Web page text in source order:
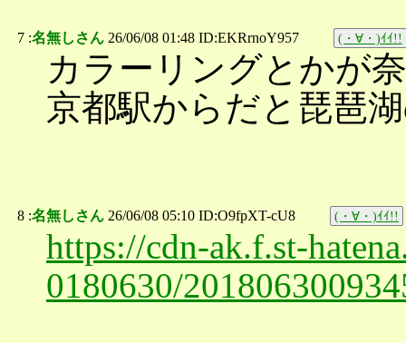
7 :名無しさん 26/06/08 01:48 ID:EKRrnoY957 (・∀・)ｲｲ!!
カラーリングとかが
京都駅からだと琵琶
8 :名無しさん 26/06/08 05:10 ID:O9fpXT-cU8 (・∀・)ｲｲ!!
https://cdn-ak.f.st-
0180630/